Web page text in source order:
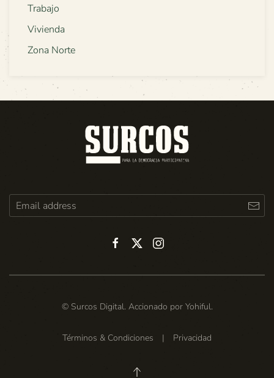
Trabajo
Vivienda
Zona Norte
© Surcos Digital. Accionado por Yohiful.
Términos & Condiciones | Privacidad